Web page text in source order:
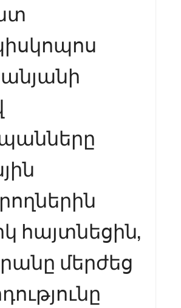
հայտնեցին,
մերժեց